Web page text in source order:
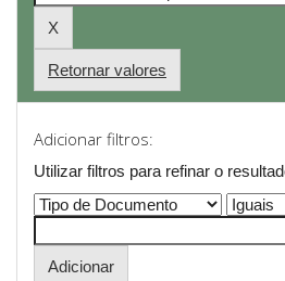
Retornar valores
Adicionar filtros:
Utilizar filtros para refinar o